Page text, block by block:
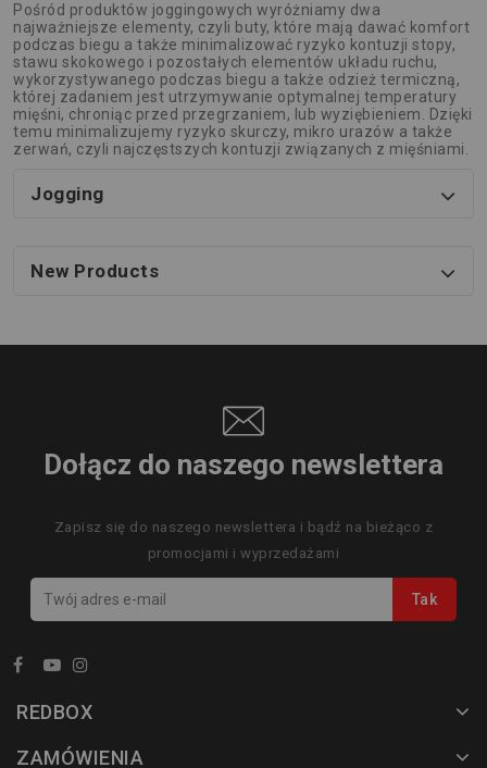
Pośród produktów joggingowych wyróżniamy dwa
najważniejsze elementy, czyli buty, które mają dawać komfort
podczas biegu a także minimalizować ryzyko kontuzji stopy,
stawu skokowego i pozostałych elementów układu ruchu,
wykorzystywanego podczas biegu a także odzież termiczną,
której zadaniem jest utrzymywanie optymalnej temperatury
mięśni, chroniąc przed przegrzaniem, lub wyziębieniem. Dzięki
temu minimalizujemy ryzyko skurczy, mikro urazów a także
zerwań, czyli najczęstszych kontuzji związanych z mięśniami.
Jogging
New Products
Dołącz do naszego newslettera
Zapisz się do naszego newslettera i bądź na bieżąco z
promocjami i wyprzedażami
REDBOX
ZAMÓWIENIA